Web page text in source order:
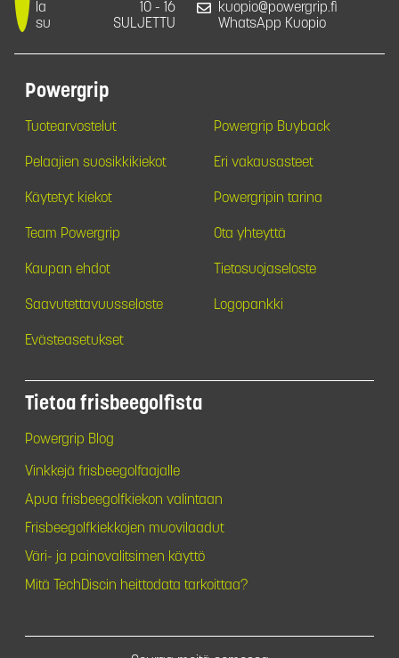
la
10 - 16
su
SULJETTU
kuopio@powergrip.fi
WhatsApp Kuopio
Powergrip
Tuotearvostelut Powergrip Buyback
Pelaajien suosikkikiekot Eri vakausasteet
Käytetyt kiekot Powergripin tarina
Team Powergrip Ota yhteyttä
Kaupan ehdot Tietosuojaseloste
Saavutettavuusseloste Logopankki
Evästeasetukset
Tietoa frisbeegolfista
Powergrip Blog
Vinkkejä frisbeegolfaajalle
Apua frisbeegolfkiekon valintaan
Frisbeegolfkiekkojen muovilaadut
Väri- ja painovalitsimen käyttö
Mitä TechDiscin heittodata tarkoittaa?